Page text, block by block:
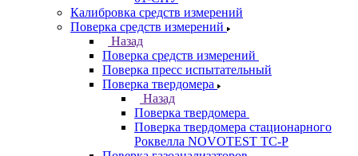
Калибровка средств измерений
Поверка средств измерений
Назад
Поверка средств измерений
Поверка пресс испытательный
Поверка твердомера
Назад
Поверка твердомера
Поверка твердомера стационарного
Роквелла NOVOTEST TС-Р